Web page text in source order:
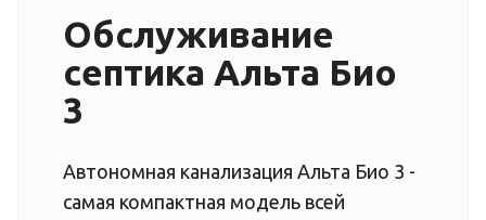
Обслуживание
септика Альта Био
3
Автономная канализация Альта Био 3 -
самая компактная модель всей